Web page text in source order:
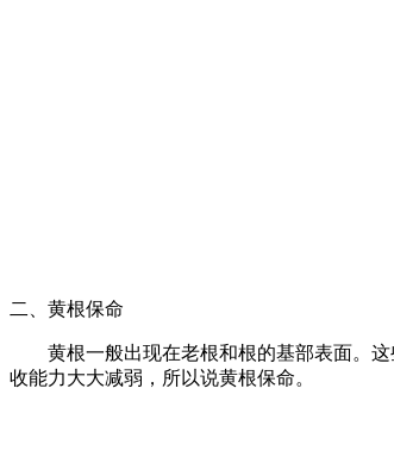
二、黄根保命
黄根一般出现在老根和根的基部表面。这
收能力大大减弱，所以说黄根保命。